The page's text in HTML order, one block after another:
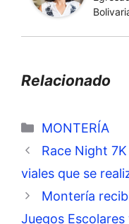
Relacionado
Categorías
MONTERÍA
Race Night
viales que se
Montería
Juegos